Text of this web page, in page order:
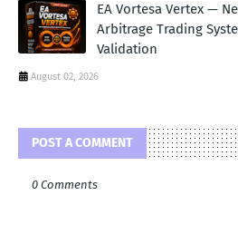
EA Vortesa Vertex —
Arbitrage Trading
Validation
August 02, 2026
POST A COMMENT
0 Comments